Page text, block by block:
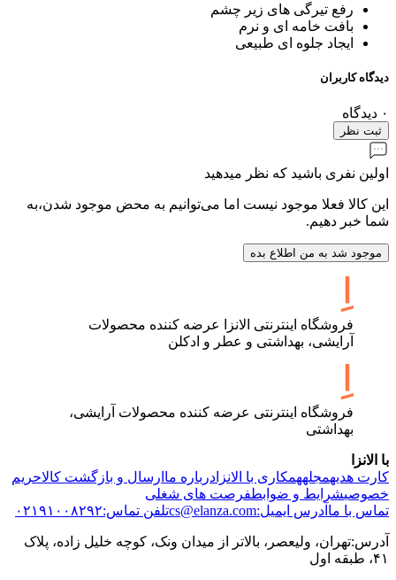
رفع تیرگی های زیر چشم
بافت خامه ای و نرم
ایجاد جلوه ای طبیعی
دیدگاه کاربران
۰ دیدگاه
ثبت نظر
اولین نفری باشید که نظر میدهید
این کالا فعلا موجود نیست اما می‌توانیم به محض موجود شدن،به
شما خبر دهیم.
موجود شد به من اطلاع بده
فروشگاه اینترنتی الانزا عرضه کننده محصولات
آرایشی، بهداشتی و عطر و ادکلن
فروشگاه اینترنتی عرضه کننده محصولات آرایشی،
بهداشتی
با الانزا
کارت هدیهمجلههمکاری با الانزا درباره ما ارسال و بازگشت کالاحریم
خصوصیشرایط و ضوابطفرصت های شغلی
تماس با ما آدرس ایمیل:cs@elanza.com تلفن تماس:۰۲۱۹۱۰۰۸۲۹۲
آدرس:تهران، ولیعصر، بالاتر از میدان ونک، کوچه خلیل زاده، پلاک
۴۱، طبقه اول